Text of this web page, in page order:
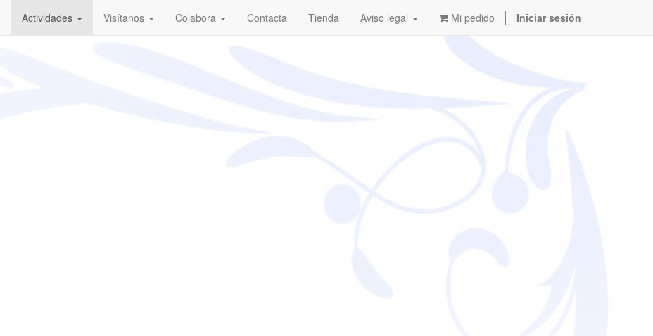
Actividades Visítanos Colabora Contacta Tienda Aviso legal Mi pedido Iniciar sesión